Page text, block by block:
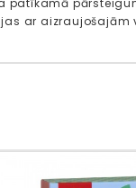
patīkamā
ar